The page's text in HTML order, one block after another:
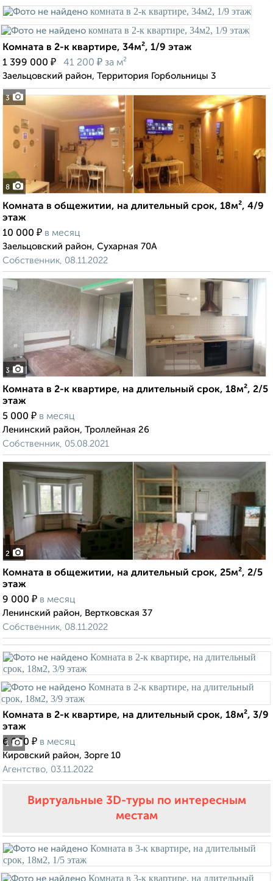
3
Комната в 2-к квартире, 34м², 1/9 этаж
1 399 000 ₽ 41 200 ₽ за м²
Заельцовский район, Территория Горбольницы 3
8
Комната в общежитии, на длительный срок, 18м², 4/9
этаж
10 000 ₽ в месяц
Заельцовский район, Сухарная 70А
Собственник, 08.11.2022
3
Комната в 2-к квартире, на длительный срок, 18м², 2/5
этаж
5 000 ₽ в месяц
Ленинский район, Троллейная 26
Собственник, 05.08.2021
2
Комната в общежитии, на длительный срок, 25м², 2/5
этаж
9 000 ₽ в месяц
Ленинский район, Вертковская 37
Собственник, 08.11.2022
1
Комната в 2-к квартире, на длительный срок, 18м², 3/9
этаж
6 000 ₽ в месяц
Кировский район, Зорге 10
Агентство, 03.11.2022
Виртуальные 3D-туры по интересным
местам